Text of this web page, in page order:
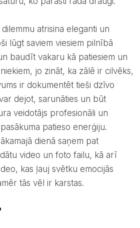
lūgt saviem viesiem pilnībā
baudīt vakaru kā patiesiem un
jo zināt, ka zālē ir cilvēks,
ir dokumentēt tieši dzīvo
dejot, sarunāties un būt
veidotājs profesionāli un
patieso enerģiju.
dienā saņem pat
video un foto failu, kā arī
kas ļauj svētku emocijās
tās vēl ir karstas.